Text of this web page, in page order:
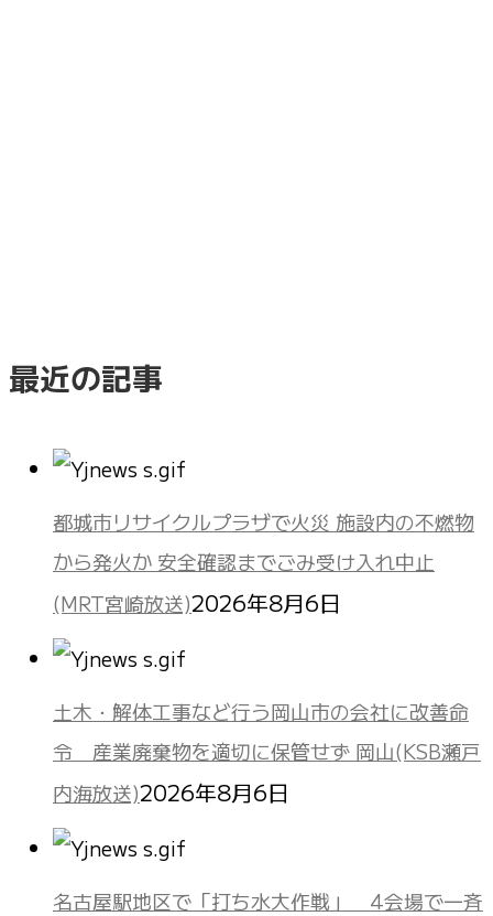
最近の記事
都城市リサイクルプラザで火災 施設内の不燃物
から発火か 安全確認までごみ受け入れ中止
(MRT宮崎放送)2026年8月6日
土木・解体工事など行う岡山市の会社に改善命
令 産業廃棄物を適切に保管せず 岡山(KSB瀬戸
内海放送)2026年8月6日
名古屋駅地区で「打ち水大作戦」 4会場で一斉